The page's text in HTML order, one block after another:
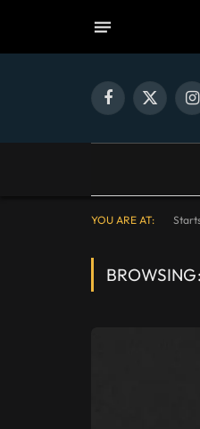
Facebook
X
YOU ARE AT:
BROWSING: